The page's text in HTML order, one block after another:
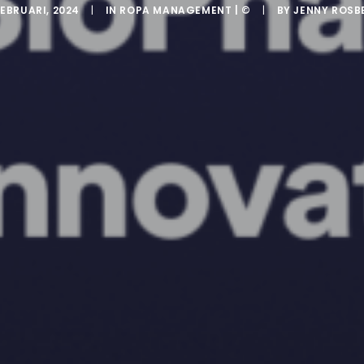
2024 | IN ROPA MANAGEMENT | © | BYJENNY